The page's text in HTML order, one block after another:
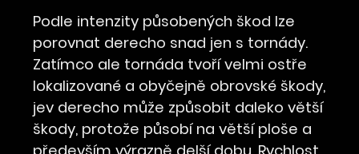
Podle intenzity působených škod lze
porovnat derecho snad jen s tornády.
Zatímco ale tornáda tvoří velmi ostře
lokalizované a obyčejně obrovské škody,
jev derecho může způsobit daleko větší
škody, protože působí na větší ploše a